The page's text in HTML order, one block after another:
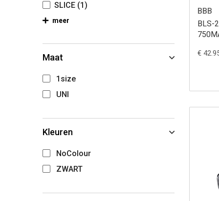
SLICE (1)
meer
Maat
1size
UNI
Kleuren
NoColour
ZWART
BBB
BLS-
€